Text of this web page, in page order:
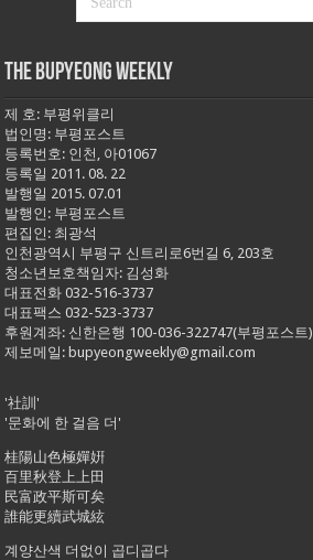
THE BUPYEONG WEEKLY
제 호: 부평위클리
법인명: 부평포스트
등록번호: 인천, 아01067
등록일 2011. 08. 22
발행일 2015. 07.01
발행인: 부평포스트
편집인: 최광석
인천광역시 부평구 신트리로6번길 6, 203호
청소년보호책임자: 김성화
대표전화 032-516-3737
대표팩스 032-523-3737
후원계좌: 신한은행 100-036-322747(부평포스트)
제보메일: bupyeongweekly@gmail.com
'社訓'
'문화에 한 걸음 더'
桂陽山色極嬋姸
百里秋登上上田
民富政平斯可矣
誰能更續武城絃
계양산색 더없이 곱디곱다